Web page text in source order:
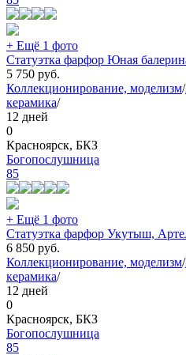
+ Ещё 1 фото
Статуэтка фарфор Юная
5 750 руб.
Коллекционирование, моделизм/
керамика/
12 дней
0
Красноярск, БКЗ
Богопослушница
85
+ Ещё 1 фото
Статуэтка фарфор Укутыш,
6 850 руб.
Коллекционирование, моделизм/
керамика/
12 дней
0
Красноярск, БКЗ
Богопослушница
85